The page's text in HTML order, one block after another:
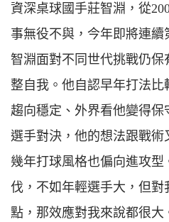
資深桌球國手莊智淵，從
事無役不與，今年即將連
智淵面對不同世代挑戰仍
整自我。他自認早年打法比
趨向穩定、外界看他變得
選手對決，他的想法跟戰
幾年打球風格也偏向進攻
伐，不如年輕選手大，但
點，那效應對我來說都很大